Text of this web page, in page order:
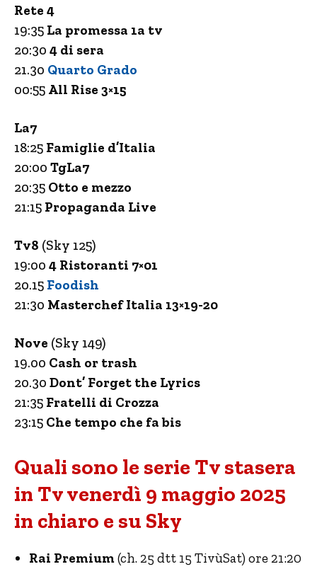
Rete 4
19:35 La promessa 1a tv
20:30 4 di sera
21.30 Quarto Grado
00:55 All Rise 3×15
La7
18:25 Famiglie d’Italia
20:00 TgLa7
20:35 Otto e mezzo
21:15 Propaganda Live
Tv8 (Sky 125)
19:00 4 Ristoranti 7×01
20.15 Foodish
21:30 Masterchef Italia 13×19-20
Nove (Sky 149)
19.00 Cash or trash
20.30 Dont’ Forget the Lyrics
21:35 Fratelli di Crozza
23:15 Che tempo che fa bis
Quali sono le serie Tv stasera
in Tv venerdì 9 maggio 2025
in chiaro e su Sky
Rai Premium(ch. 25 dtt 15 TivùSat) ore 21:20